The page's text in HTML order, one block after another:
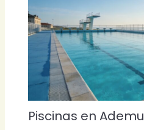
Piscinas en